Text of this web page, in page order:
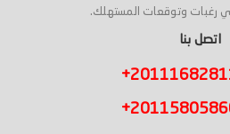
رغبات وتوقعات المستهلك.
اتصل بنا